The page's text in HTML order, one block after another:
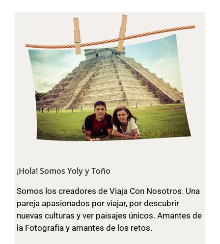
¡Hola! Somos Yoly y Toño
Somos los creadores de Viaja Con Nosotros. Una
pareja apasionados por viajar, por descubrir
nuevas culturas y ver paisajes únicos. Amantes de
la Fotografía y amantes de los retos.